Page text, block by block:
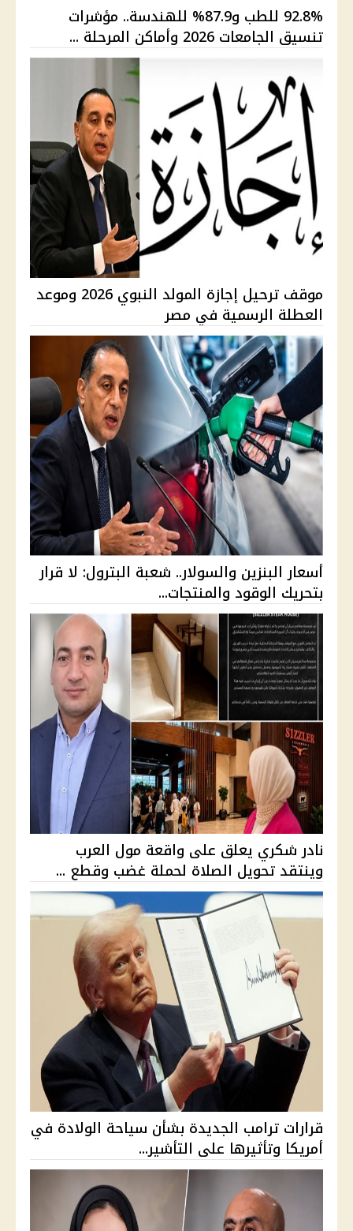
92.8% للطب و87.9% للهندسة.. مؤشرات
تنسيق الجامعات 2026 وأماكن المرحلة ...
موقف ترحيل إجازة المولد النبوي 2026 وموعد
العطلة الرسمية في مصر
أسعار البنزين والسولار.. شعبة البترول: لا قرار
بتحريك الوقود والمنتجات...
نادر شكري يعلق على واقعة مول العرب
وينتقد تحويل الصلاة لحملة غضب وقطع ...
قرارات ترامب الجديدة بشأن سياحة الولادة في
أمريكا وتأثيرها على التأشير...